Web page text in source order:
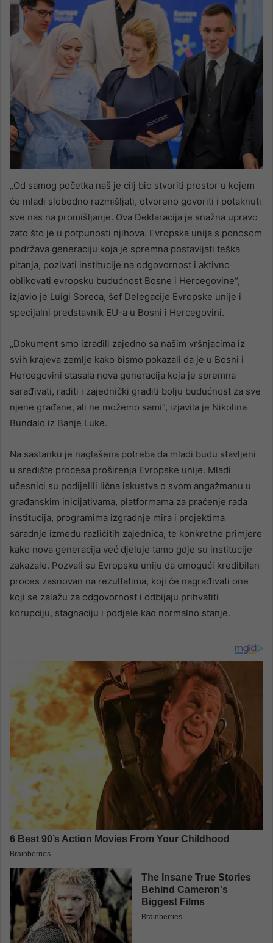
„Od samog početka naš je cilj bio stvoriti prostor u kojem
će mladi slobodno razmišljati, otvoreno govoriti i potaknuti
sve nas na promišljanje. Ova Deklaracija je snažna upravo
zato što je u potpunosti njihova. Evropska unija s ponosom
podržava generaciju koja je spremna postavljati teška
pitanja, pozivati institucije na odgovornost i aktivno
oblikovati evropsku budućnost Bosne i Hercegovine“,
izjavio je Luigi Soreca, šef Delegacije Evropske unije i
specijalni predstavnik EU-a u Bosni i Hercegovini.
„Dokument smo izradili zajedno sa našim vršnjacima iz
svih krajeva zemlje kako bismo pokazali da je u Bosni i
Hercegovini stasala nova generacija koja je spremna
sarađivati, raditi i zajednički graditi bolju budućnost za sve
njene građane, ali ne možemo sami“, izjavila je Nikolina
Bundalo iz Banje Luke.
Na sastanku je naglašena potreba da mladi budu stavljeni
u središte procesa proširenja Evropske unije. Mladi
učesnici su podijelili lična iskustva o svom angažmanu u
građanskim inicijativama, platformama za praćenje rada
institucija, programima izgradnje mira i projektima
saradnje između različitih zajednica, te konkretne primjere
kako nova generacija već djeluje tamo gdje su institucije
zakazale. Pozvali su Evropsku uniju da omogući kredibilan
proces zasnovan na rezultatima, koji će nagrađivati one
koji se zalažu za odgovornost i odbijaju prihvatiti
korupciju, stagnaciju i podjele kao normalno stanje.